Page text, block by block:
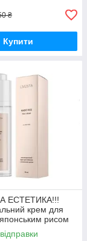
₴
Купити
ЕСТЕТИКА!!!
крем для
рисом
мл